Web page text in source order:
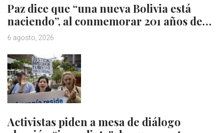
Paz dice que “una nueva Bolivia está
naciendo”, al conmemorar 201 años de…
6 agosto, 2026
Activistas piden a mesa de diálogo